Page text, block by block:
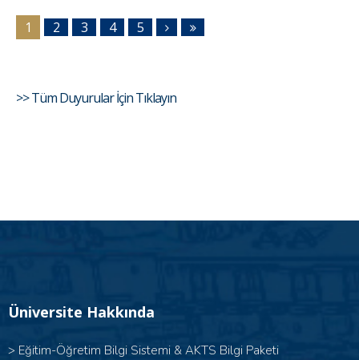
1 2 3 4 5
>> Tüm Duyurular İçin Tıklayın
Üniversite Hakkında
> Eğitim-Öğretim Bilgi Sistemi & AKTS Bilgi Paketi